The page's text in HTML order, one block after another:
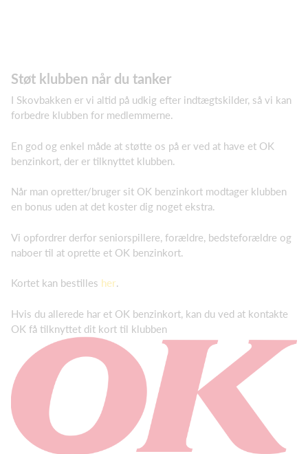
Støt klubben når du tanker
I Skovbakken er vi altid på udkig efter indtægtskilder, så vi kan
forbedre klubben for medlemmerne.
En god og enkel måde at støtte os på er ved at have et OK
benzinkort, der er tilknyttet klubben.
Når man opretter/bruger sit OK benzinkort modtager klubben
en bonus uden at det koster dig noget ekstra.
Vi opfordrer derfor seniorspillere, forældre, bedsteforældre og
naboer til at oprette et OK benzinkort.
Kortet kan bestilles her.
Hvis du allerede har et OK benzinkort, kan du ved at kontakte
OK få tilknyttet dit kort til klubben